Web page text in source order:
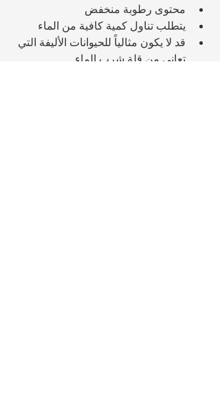
محتوى رطوبة منخفض
يتطلب تناول كمية كافية من الماء
قد لا يكون مثالياً للحيوانات الأليفة التي
تعاني من قلة شرب الماء